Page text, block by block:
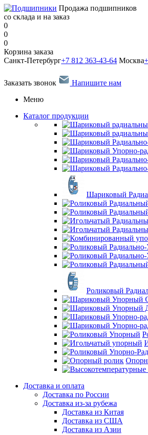
Продажа подшипников
со склада и на заказ
0
0
0
Корзина заказа
Санкт-Петербург+7 812 363-43-64 Москва
Заказать звонок
Напишите нам
Меню
Каталог продукции
Шариковый
Роликовый
Доставка и оплата
Доставка по России
Доставка из-за рубежа
Доставка из Китая
Доставка из США
Доставка из Азии